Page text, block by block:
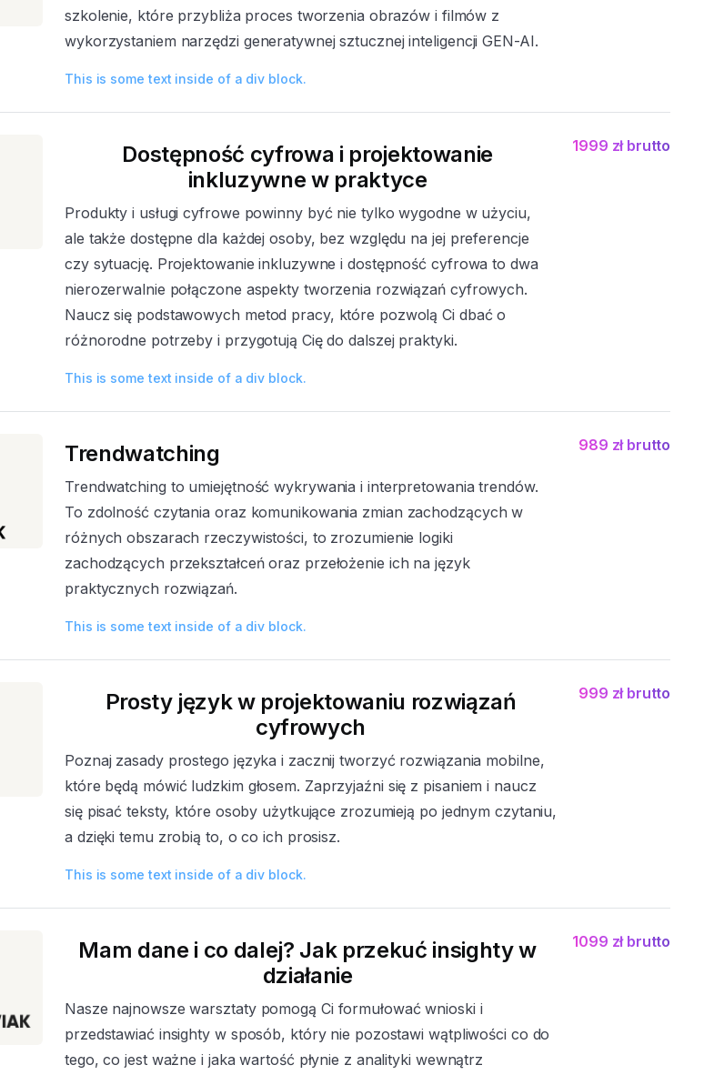
szkolenie, które przybliża proces tworzenia obrazów i filmów z
wykorzystaniem narzędzi generatywnej sztucznej inteligencji GEN-AI.
This is some text inside of a div block.
Dostępność cyfrowa i projektowanie
inkluzywne w praktyce
Produkty i usługi cyfrowe powinny być nie tylko wygodne w użyciu,
ale także dostępne dla każdej osoby, bez względu na jej preferencje
czy sytuację. Projektowanie inkluzywne i dostępność cyfrowa to dwa
nierozerwalnie połączone aspekty tworzenia rozwiązań cyfrowych.
Naucz się podstawowych metod pracy, które pozwolą Ci dbać o
różnorodne potrzeby i przygotują Cię do dalszej praktyki.
This is some text inside of a div block.
1999 zł brutto
Trendwatching
Trendwatching to umiejętność wykrywania i interpretowania trendów.
To zdolność czytania oraz komunikowania zmian zachodzących w
różnych obszarach rzeczywistości, to zrozumienie logiki
zachodzących przekształceń oraz przełożenie ich na język
praktycznych rozwiązań.
This is some text inside of a div block.
989 zł brutto
Prosty język w projektowaniu rozwiązań
cyfrowych
Poznaj zasady prostego języka i zacznij tworzyć rozwiązania mobilne,
które będą mówić ludzkim głosem. Zaprzyjaźni się z pisaniem i naucz
się pisać teksty, które osoby użytkujące zrozumieją po jednym czytaniu,
a dzięki temu zrobią to, o co ich prosisz.
This is some text inside of a div block.
999 zł brutto
Mam dane i co dalej? Jak przekuć insighty w
działanie
Nasze najnowsze warsztaty pomogą Ci formułować wnioski i
przedstawiać insighty w sposób, który nie pozostawi wątpliwości co do
tego, co jest ważne i jaka wartość płynie z analityki wewnątrz
1099 zł brutto